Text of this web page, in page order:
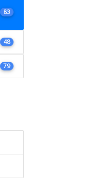
83
48
79